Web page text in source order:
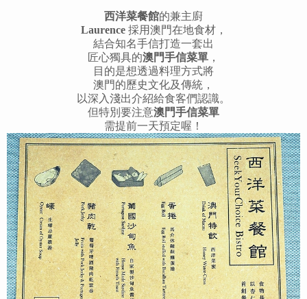
西洋菜餐館的兼主廚
Laurence採用澳門在地食材，
結合知名手信打造一套出
匠心獨具的澳門手信菜單 ，
目的是想透過料理方式將
澳門的歷史文化及傳統，
以深入淺出介紹給食客們認識。
但特別要注意澳門手信菜單
需提前一天預定喔！